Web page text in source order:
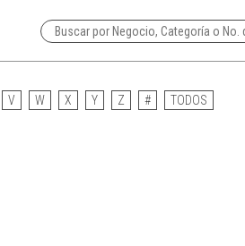
V W X Y Z # TODOS